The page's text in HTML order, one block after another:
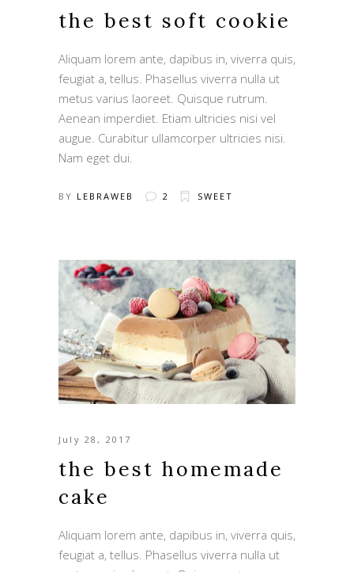
the best soft cookie
Aliquam lorem ante, dapibus in, viverra quis,
feugiat a, tellus. Phasellus viverra nulla ut
metus varius laoreet. Quisque rutrum.
Aenean imperdiet. Etiam ultricies nisi vel
augue. Curabitur ullamcorper ultricies nisi.
Nam eget dui.
BY LEBRAWEB 2 SWEET
July 28, 2017
the best homemade
cake
Aliquam lorem ante, dapibus in, viverra quis,
feugiat a, tellus. Phasellus viverra nulla ut